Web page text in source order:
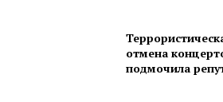
отмена
подмочила